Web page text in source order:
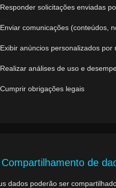
Responder solicitações enviadas
Enviar comunicações (conteúdos,
Exibir anúncios personalizados
Realizar análises de uso e
Cumprir obrigações legais
de
dados poderão ser